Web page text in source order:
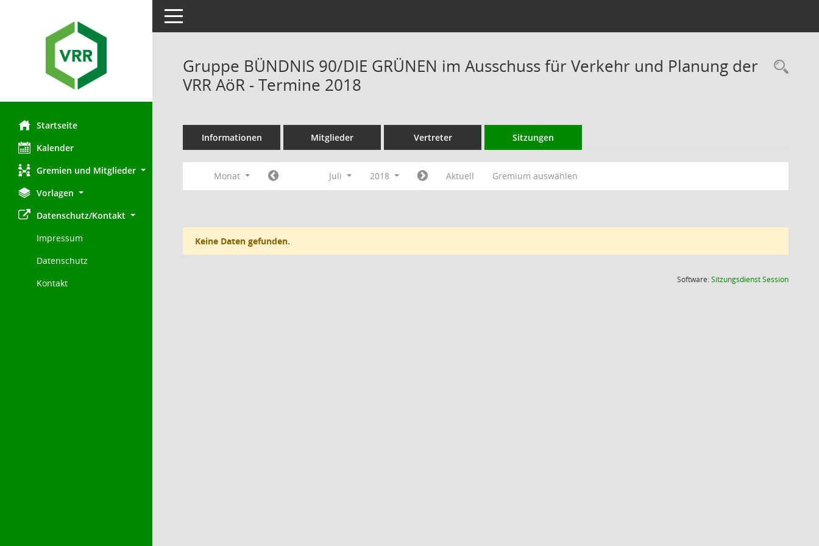
Startseite
Kalender
Gremien und Mitglieder
Vorlagen
Datenschutz/Kontakt
Impressum
Datenschutz
Kontakt
Toggle navigation
Gruppe BÜNDNIS 90/DIE GRÜNEN im Ausschuss für Verkehr und Planung der
VRR AöR - Termine 2018
Informationen Mitglieder Vertreter Sitzungen
Monat Juli 2018 Aktuell Gremium auswählen
Keine Daten gefunden.
Software:SitzungsdienstSession(Wird in